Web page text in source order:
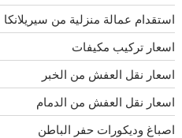
استقدام عمالة منزلية من سيريلانكا
اسعار تركيب مكيفات
اسعار نقل العفش من الخبر
اسعار نقل العفش من الدمام
اصباغ وديكورات حفر الباطن